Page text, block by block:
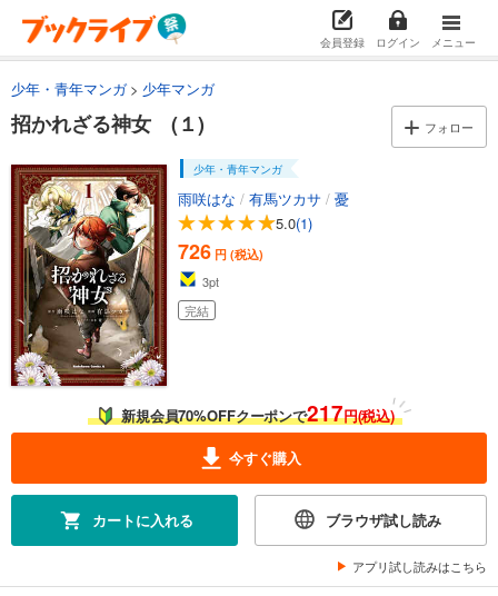
会員登録 ログイン メニュー
少年・青年マンガ 少年マンガ
招かれざる神女 (１) フォロー
少年・青年マンガ
雨咲はな / 有馬ツカサ / 憂
5.0(1)
726 円 (税込)
3pt
完結
新規会員70%OFFクーポンで217円(税込)
今すぐ購入
カートに入れる ブラウザ試し読み
アプリ試し読みはこちら